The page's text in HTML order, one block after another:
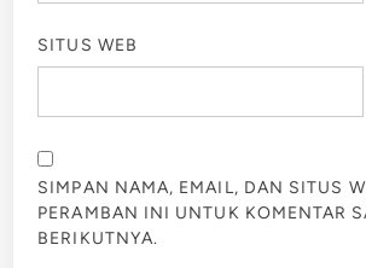
SITUS WEB
SIMPAN NAMA, EMAIL, DAN SITUS
PERAMBAN INI UNTUK KOMENTAR
BERIKUTNYA.